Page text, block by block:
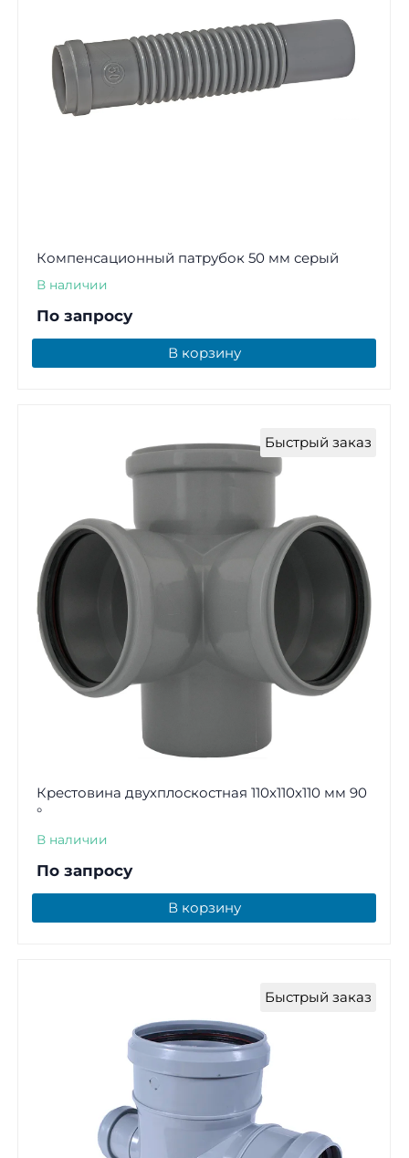
Компенсационный патрубок 50 мм серый
В наличии
По запросу
В корзину
Быстрый заказ
Крестовина двухплоскостная 110x110x110 мм 90
°
В наличии
По запросу
В корзину
Быстрый заказ